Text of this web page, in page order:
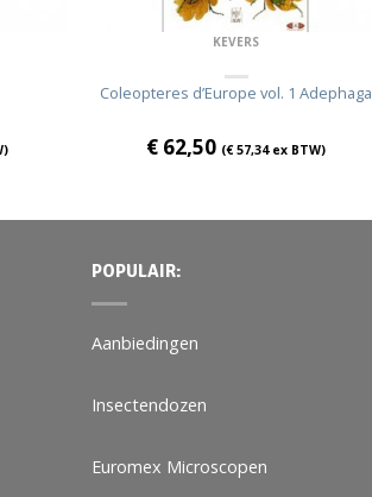
KEVERS
Coleopteres d’Europe vol. 1 Adephaga
€ 62,50 (€57,34ex BTW)
POPULAIR:
Aanbiedingen
Insectendozen
Euromex Microscopen